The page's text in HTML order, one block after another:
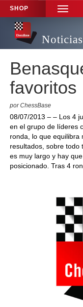
SHOP
TOGGLE
favoritos
por ChessBase
08/07/2013 – – Los 4
en el grupo de líderes
ronda, lo que equilibra
resultados, sobre todo
es muy largo y hay
posicionado. Tras 4